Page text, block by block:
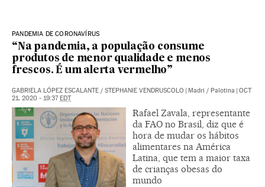
PANDEMIA DE CORONAVÍRUS
“Na pandemia, a população consume
produtos de menor qualidade e menos
frescos. É um alerta vermelho”
GABRIELA LÓPEZ ESCALANTE / STEPHANIE VENDRUSCOLO Madri / Palotina
OCT
21, 2020 - 19:37 EDT
Rafael Zavala, representante
da FAO no Brasil, diz que é
hora de mudar os hábitos
alimentares na América
Latina, que tem a maior taxa
de crianças obesas do
mundo